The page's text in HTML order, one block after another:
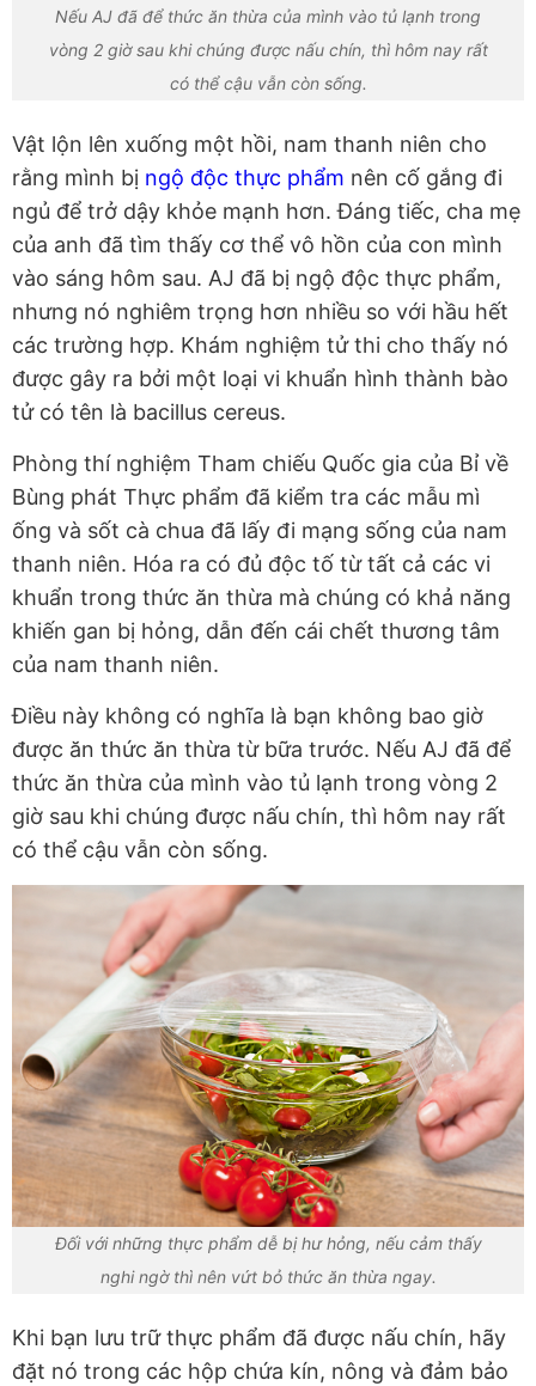
Nếu AJ đã để thức ăn thừa của mình vào tủ lạnh trong
vòng 2 giờ sau khi chúng được nấu chín, thì hôm nay rất
có thể cậu vẫn còn sống.
Vật lộn lên xuống một hồi, nam thanh niên cho
rằng mình bị ngộ độc thực phẩm nên cố gắng đi
ngủ để trở dậy khỏe mạnh hơn. Đáng tiếc, cha mẹ
của anh đã tìm thấy cơ thể vô hồn của con mình
vào sáng hôm sau. AJ đã bị ngộ độc thực phẩm,
nhưng nó nghiêm trọng hơn nhiều so với hầu hết
các trường hợp. Khám nghiệm tử thi cho thấy nó
được gây ra bởi một loại vi khuẩn hình thành bào
tử có tên là bacillus cereus.
Phòng thí nghiệm Tham chiếu Quốc gia của Bỉ về
Bùng phát Thực phẩm đã kiểm tra các mẫu mì
ống và sốt cà chua đã lấy đi mạng sống của nam
thanh niên. Hóa ra có đủ độc tố từ tất cả các vi
khuẩn trong thức ăn thừa mà chúng có khả năng
khiến gan bị hỏng, dẫn đến cái chết thương tâm
của nam thanh niên.
Điều này không có nghĩa là bạn không bao giờ
được ăn thức ăn thừa từ bữa trước. Nếu AJ đã để
thức ăn thừa của mình vào tủ lạnh trong vòng 2
giờ sau khi chúng được nấu chín, thì hôm nay rất
có thể cậu vẫn còn sống.
Đối với những thực phẩm dễ bị hư hỏng, nếu cảm thấy
nghi ngờ thì nên vứt bỏ thức ăn thừa ngay.
Khi bạn lưu trữ thực phẩm đã được nấu chín, hãy
đặt nó trong các hộp chứa kín, nông và đảm bảo